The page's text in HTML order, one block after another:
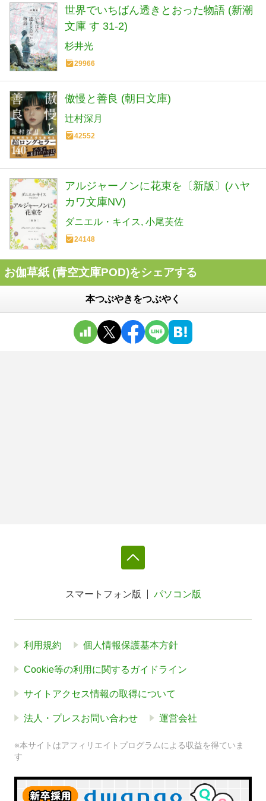
世界でいちばん透きとおった物語 (新潮
文庫 す 31-2)
杉井光
29966
傲慢と善良 (朝日文庫)
辻村深月
42552
アルジャーノンに花束を〔新版〕(ハヤ
カワ文庫NV)
ダニエル・キイス 小尾芙佐
24148
お伽草紙 (青空文庫POD)をシェアする
本つぶやきをつぶやく
スマートフォン版 パソコン版
利用規約 個人情報保護基本方針
Cookie等の利用に関するガイドライン
サイトアクセス情報の取得について
法人・プレスお問い合わせ 運営会社
※本サイトはアフィリエイトプログラムによる収益を得ていま
す